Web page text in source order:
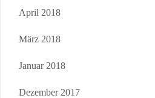
April 2018
März 2018
Januar 2018
Dezember 2017